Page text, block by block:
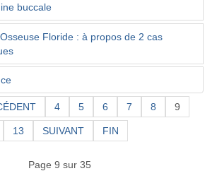
buccale
Floride : à propos de 2 cas
4 5 6 7 8 9
13 SUIVANT FIN
Page 9 sur 35